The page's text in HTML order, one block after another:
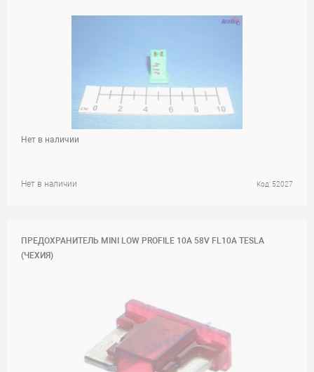
Нет в наличии Код: 52027
Нет в наличии
ПРЕДОХРАНИТЕЛЬ MINI LOW PROFILE 10A 58V FL10A TESLA
(ЧЕХИЯ)